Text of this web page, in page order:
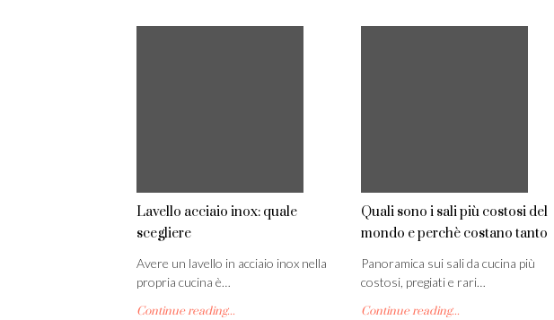
Lavello acciaio inox: quale
scegliere
Avere un lavello in acciaio inox nella
propria cucina è…
Continue reading...
Quali sono i sali più costosi del
mondo e perchè costano tanto
Panoramica sui sali da cucina più
costosi, pregiati e rari…
Continue reading...